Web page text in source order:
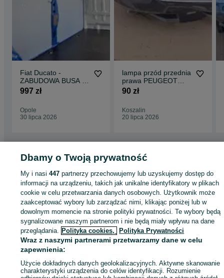
Fiat Ducato -
ZABUDOWA BUSA -
Podłoga, sklejka 9
997 zł
Opole
30 lipca 2026
lampa przód przednia
prawa PEUGEOT
EXPERT TRAVELLER
90 zł
Koszalin
20 lipca 2026
Strona główna Motoryzacja Części samochodowe
Dostawcze i Ciężarowe - Śląskie
Dostawcze i Ciężarowe - Katowice
Dostawcze i Ciężarowe - Bogucice
KATEGORIA
ID:596704716 Wyświetlenia:
Zadzwoń / SMS Wyślij wiadomość
Dbamy o Twoją prywatność
My i nasi447 partnerzy przechowujemy lub uzyskujemy dostęp do
informacji na urządzeniu, takich jak unikalne identyfikatory w plikach
cookie w celu przetwarzania danych osobowych. Użytkownik może
zaakceptować wybory lub zarządzać nimi, klikając poniżej lub w
dowolnym momencie na stronie polityki prywatności. Te wybory będą
sygnalizowane naszym partnerom i nie będą miały wpływu na dane
przeglądania. Polityka cookies, Polityka Prywatności
Wraz z naszymi partnerami przetwarzamy dane w celu
zapewnienia:
Użycie dokładnych danych geolokalizacyjnych. Aktywne skanowanie
charakterystyki urządzenia do celów identyfikacji. Rozumienie